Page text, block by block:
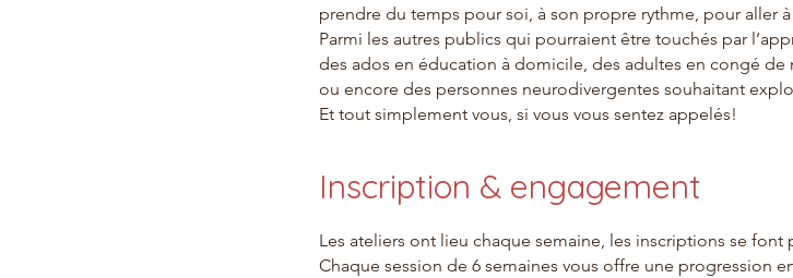
prendre du temps pour soi, à son propre rythme, pour aller
Parmi les autres publics qui pourraient être touchés par
des ados en éducation à domicile, des adultes en congé de
ou encore des personnes neurodivergentes souhaitant
Et tout simplement vous, si vous vous sentez appelés!
Inscription & engagement
Les ateliers ont lieu chaque semaine, les inscriptions se font
Chaque session de 6 semaines vous offre une progression